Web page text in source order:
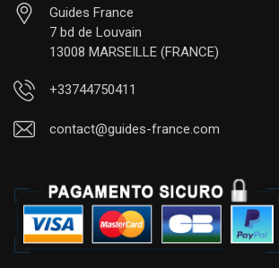
Guides France
7 bd de Louvain
13008 MARSEILLE (FRANCE)
+33744750411
contact@guides-france.com